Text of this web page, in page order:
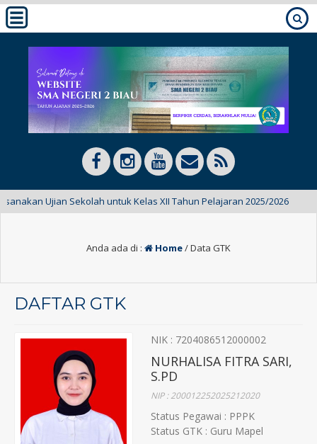
Sekolah untuk Kelas XII Tahun Pelajaran 2025/2026
Anda ada di : Home/Data GTK
DAFTAR GTK
NIK : 7204086512000002
NURHALISA FITRA SARI,
S.PD
NIP : 200012252025212020
Status Pegawai : PPPK
Status GTK : Guru Mapel